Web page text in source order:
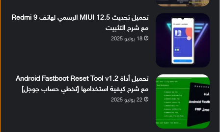
تحميل تحديث MIUI 12.5 الرسمي لهاتف Redmi 9
مع شرح التثبيت
18 يوليو 2025
تحميل أداة Android Fastboot Reset Tool v1.2
مع شرح كيفية استخدامها [تخطي حساب جوجل]
22 يوليو 2025